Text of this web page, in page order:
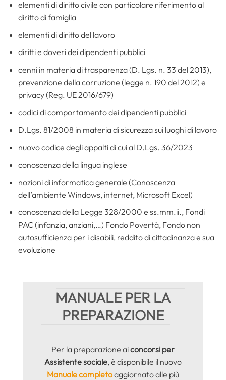
elementi di diritto civile con particolare riferimento al
diritto di famiglia
elementi di diritto del lavoro
diritti e doveri dei dipendenti pubblici
cenni in materia di trasparenza (D. Lgs. n. 33 del 2013),
prevenzione della corruzione (legge n. 190 del 2012) e
privacy (Reg. UE 2016/679)
codici di comportamento dei dipendenti pubblici
D.Lgs. 81/2008 in materia di sicurezza sui luoghi di lavoro
nuovo codice degli appalti di cui al D.Lgs. 36/2023
conoscenza della lingua inglese
nozioni di informatica generale (Conoscenza
dell’ambiente Windows, internet, Microsoft Excel)
conoscenza della Legge 328/2000 e ss.mm.ii., Fondi
PAC (infanzia, anziani,…) Fondo Povertà, Fondo non
autosufficienza per i disabili, reddito di cittadinanza e sua
evoluzione
MANUALE PER LA
PREPARAZIONE
Per la preparazione aiconcorsi per
Assistente sociale, è disponibile il nuovo
Manuale completoaggiornato alle più